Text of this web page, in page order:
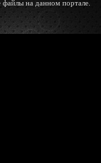
файлы на данном портале.